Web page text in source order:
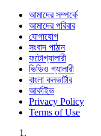
আমাদের সম্পর্কে
আমাদের পরিবার
যোগাযোগ
সংবাদ পাঠান
ফটোগ্যালারী
ভিডিও গ্যালারী
বাংলা কনভার্টার
আর্কাইভ
Privacy Policy
Terms of Use